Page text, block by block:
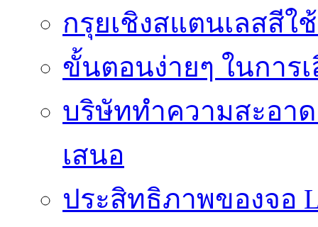
กรุยเชิงสแตนเลสสีใ
ขั้นตอนง่ายๆ ในการ
บริษัททำความสะอา
เสนอ
ประสิทธิภาพของจอ